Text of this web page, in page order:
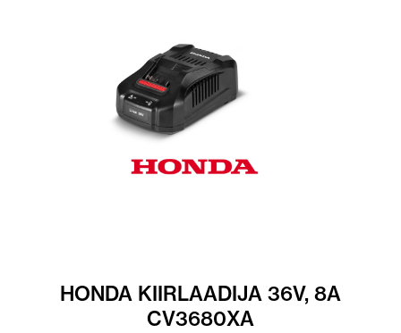
HONDA KIIRLAADIJA 36V, 8A
CV3680XA